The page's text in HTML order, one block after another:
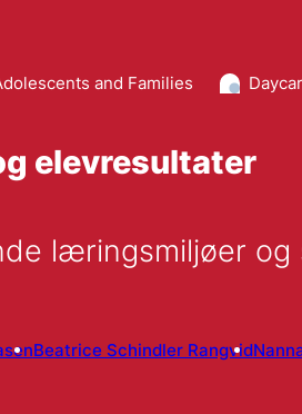
and Families
elevresultater
læringsmiljøer
Beatrice Schindler Rangvid